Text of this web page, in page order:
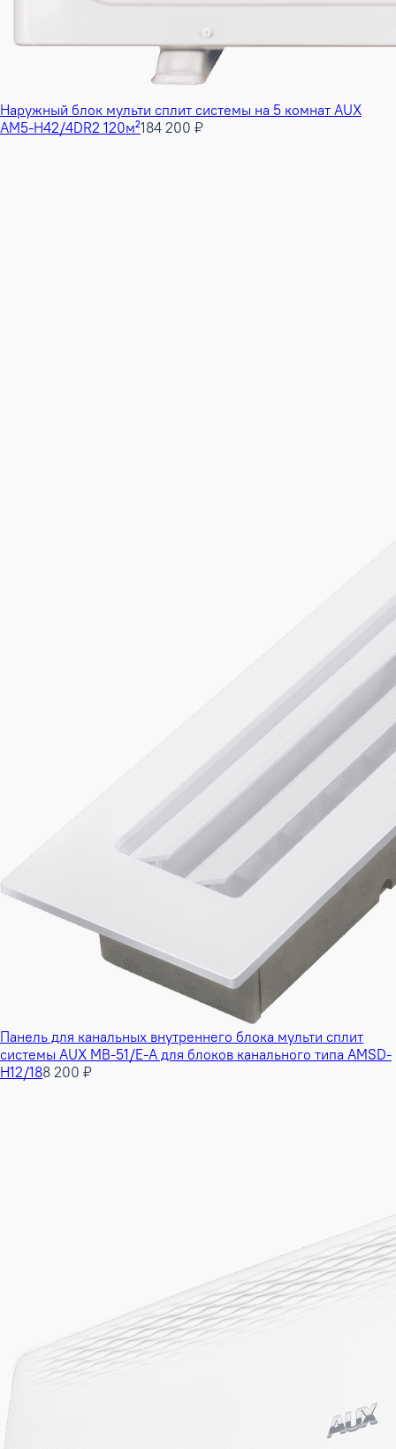
Наружный блок мульти сплит системы на 5 комнат AUX
AM5-H42/4DR2 120м²184 200 ₽
Панель для канальных внутреннего блока мульти сплит
системы AUX MB-51/E-A для блоков канального типа AMSD-
H12/188 200 ₽